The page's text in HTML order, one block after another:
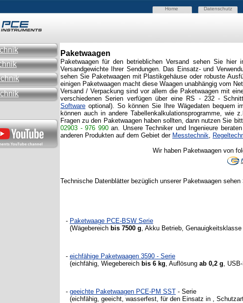
Home Datenschutz
Paketwaagen
Paketwaagen für den betrieblichen Versand sehen Sie
Versandgewichte Ihrer Sendungen. Das Einsatz- und
sehen Sie Paketwaagen mit Plastikgehäuse oder robuste
einigen Paketwaagen macht diese Waagen unabhängig vom
Versand / Verpackung sind vor allem die Paketwaagen mit
verschiedenen Serien verfügen über eine RS - 232 -
Software optional). So können Sie Ihre Wägedaten bequem
können auch in andere Tabellenkalkulationsprogramme, wie
Fragen zu den Paketwaagen haben sollten, dann nutzen Sie
02903 - 976 990an. Unsere Techniker und Ingenieure
anderen Produkten auf dem Gebiet der Messtechnik,
Wir haben Paketwaagen von
Technische Datenblätter bezüglich unserer Paketwaagen
- Paketwaage PCE-BSW Serie
(Wägebereich bis 7500 g, Akku Betrieb,
- eichfähige Paketwaagen 3590 - Serie
(eichfähig, Wiegebereich bis 6 kg, Auflösung ab 0,2 g,
- geeichte Paketwaagen PCE-PM SST - Serie
(eichfähig, geeicht, wasserfest, für den Einsatz in ,